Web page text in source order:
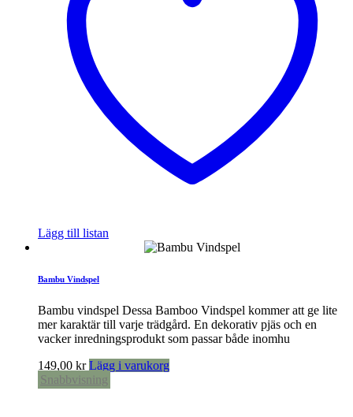
Lägg till listan
Bambu Vindspel
Bambu vindspel Dessa Bamboo Vindspel kommer att ge lite
mer karaktär till varje trädgård. En dekorativ pjäs och en
vacker inredningsprodukt som passar både inomhu
149,00 kr Lägg i varukorg
Snabbvisning